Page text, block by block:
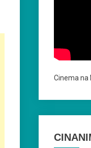
Cinema na